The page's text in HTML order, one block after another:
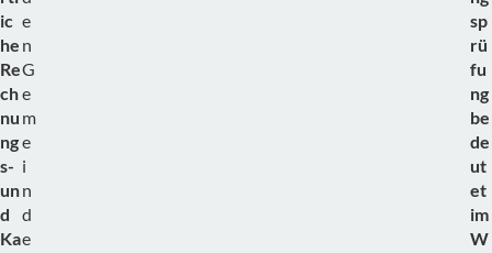
ic
he
Re
ch
nu
ng
s-
un
d
Ka
e
n
G
e
m
e
i
n
d
e
sp
rü
fu
ng
be
de
ut
et
im
W